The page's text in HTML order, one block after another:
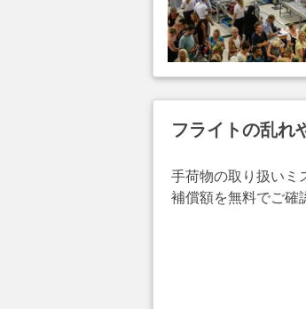
フライトの乱れ
手荷物の取り扱いミ
補償額を無料でご確